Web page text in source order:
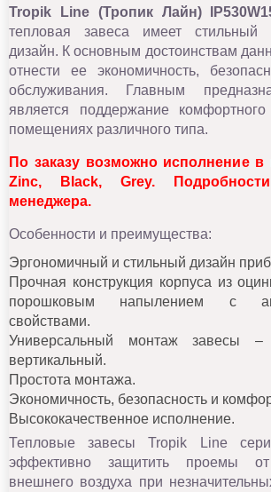
Tropik
Line (Тропик Лайн) IP530
тепловая завеса имеет стильный
дизайн. К основным достоинствам
отнести ее экономичность,
обслуживания. Главным
является поддержание
помещениях различного типа.
По заказу возможно исполнение в
Zinc, Black, Grey.
менеджера.
Особенности и преимущества:
Эргономичный и стильный дизайн
Прочная конструкция корпуса из
порошковым напылением с
свойствами.
Универсальный монтаж завесы –
вертикальный.
Простота монтажа.
Экономичность, безопасность и
Высококачественное исполнение.
Тепловые завесы Tropik Line
эффективно защитить проемы от
внешнего воздуха при